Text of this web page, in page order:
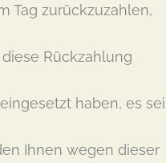
Tag zurückzuzahlen,
Rückzahlung
haben, es sei
Ihnen wegen dieser